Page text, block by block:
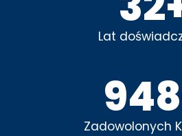
Lat
Zadowolonych